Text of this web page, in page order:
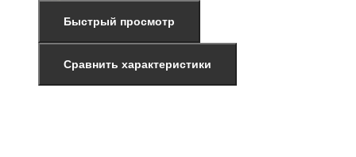
Быстрый просмотр
Сравнить характеристики